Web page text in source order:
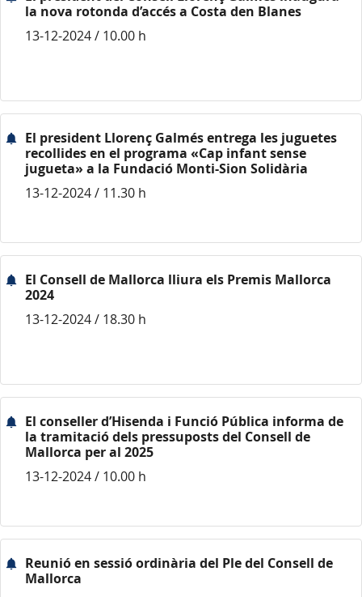
la nova rotonda d’accés a Costa den Blanes
13-12-2024 / 10.00 h
El president Llorenç Galmés entrega les juguetes
recollides en el programa «Cap infant sense
jugueta» a la Fundació Monti-Sion Solidària
13-12-2024 / 11.30 h
El Consell de Mallorca lliura els Premis Mallorca
2024
13-12-2024 / 18.30 h
El conseller d’Hisenda i Funció Pública informa de
la tramitació dels pressuposts del Consell de
Mallorca per al 2025
13-12-2024 / 10.00 h
Reunió en sessió ordinària del Ple del Consell de
Mallorca